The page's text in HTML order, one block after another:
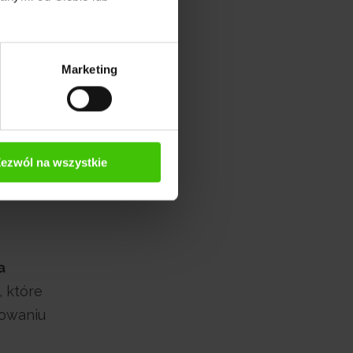
Marketing
na wszystkie
To
które